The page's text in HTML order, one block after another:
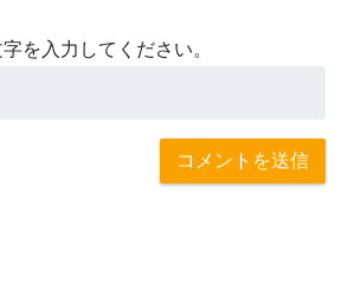
を入力してください。